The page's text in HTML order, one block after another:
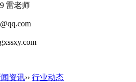
雷老师
资讯›› 行业动态